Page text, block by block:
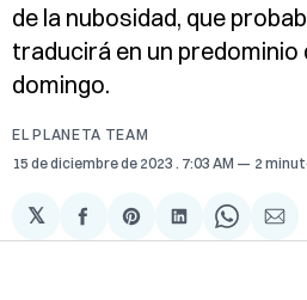
de la nubosidad, que
traducirá en un predominio
domingo.
EL PLANETA TEAM
15 de diciembre de 2023 . 7:03 AM 2
𝕏
Compartir
en
Share
on
Compartir
en
Share
on
via